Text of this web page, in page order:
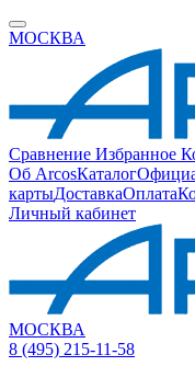
МОСКВА
Сравнение Избранное
Об ArcosКаталог
картыДоставкаОплата
Личный кабинет
МОСКВА
8 (495) 215-11-58